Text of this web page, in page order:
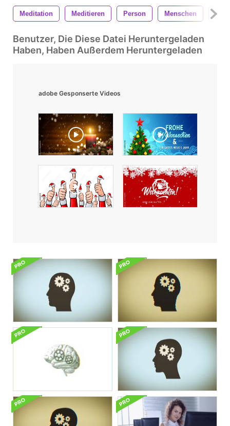
Meditation Meditieren Person Menschen Eins
Benutzer, Die Diese Datei Heruntergeladen
Haben, Haben Außerdem Heruntergeladen
adobe Gesponserte Videos